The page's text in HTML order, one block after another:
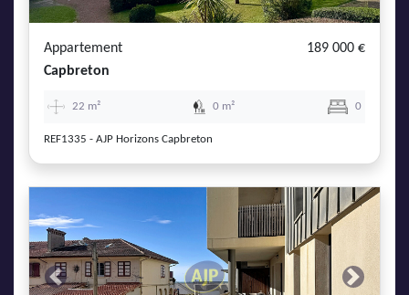
Appartement
189 000 €
Capbreton
22 m² 0 m² 0
REF1335 - AJP Horizons Capbreton
Previous Next